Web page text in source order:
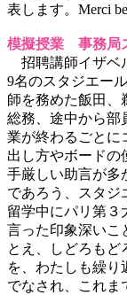
表します。Merci
模擬授業 事務局
招聘講師イザベ
9名のスタジエー
師を務めた飯田、
総務、途中から部
業が終わるごとに
出し方やボードの
手厳しい助言が多
であろう、スタジ
留学中にパリ第３
言った印象深いこ
とえ、しどろもど
を、わたしも繰り
でなされ、これま